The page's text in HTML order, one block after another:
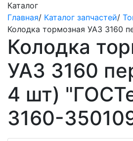
Каталог
Главная/ Каталог запчастей/
Колодка тормозная УАЗ 3160
Колодка
УАЗ 3160
4 шт)
3160-